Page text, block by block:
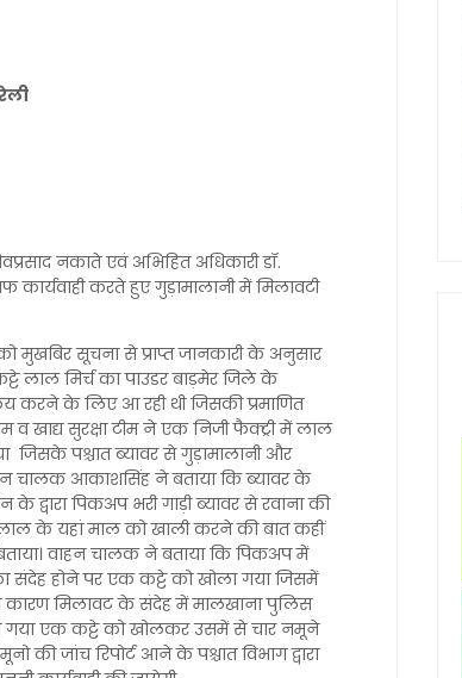
नकाते एवं अभिहित अधिकारी डॉ.
कार्यवाही करते हुए गुड़ामालानी में मिलावटी
को मुखबिर सूचना से प्राप्त जानकारी के अनुसार
लाल मिर्च का पाउडर बाड़मेर जिले के
करने के लिए आ रही थी जिसकी प्रमाणित
व खाद्य सुरक्षा टीम ने एक निजी फैक्ट्री में लाल
जिसके पश्चात ब्यावर से गुड़ामालानी और
चालक आकाशसिंह ने बताया कि ब्यावर के
द्वारा पिकअप भरी गाड़ी ब्यावर से रवाना की
के यहां माल को खाली करने की बात कहीं
वाहन चालक ने बताया कि पिकअप में
संदेह होने पर एक कट्टे को खोला गया जिसमें
कारण मिलावट के संदेह में मालखाना पुलिस
गया एक कट्टे को खोलकर उसमें से चार नमूने
जांच रिपोर्ट आने के पश्चात विभाग द्वारा